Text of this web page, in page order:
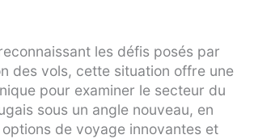
les défis posés par
des vols, cette situation offre une
pour examiner le secteur du
sous un angle nouveau, en
de voyage innovantes et